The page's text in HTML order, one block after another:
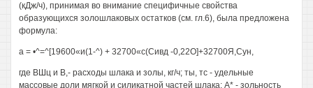
(кДж/ч), принимая во внимание специфичные свойства
образующихся золошлаковых остатков (см. гл.6), была предложена
формула:
а = •^=^[19600«и(1-^) + 32700«с(Сивд -0,22О]+32700Я,Сун,
где ВШц и В,- расходы шлака и золы, кг/ч; ты, тс - удельные
массовые доли мягкой и силикатной частей шлака; А* - зольность